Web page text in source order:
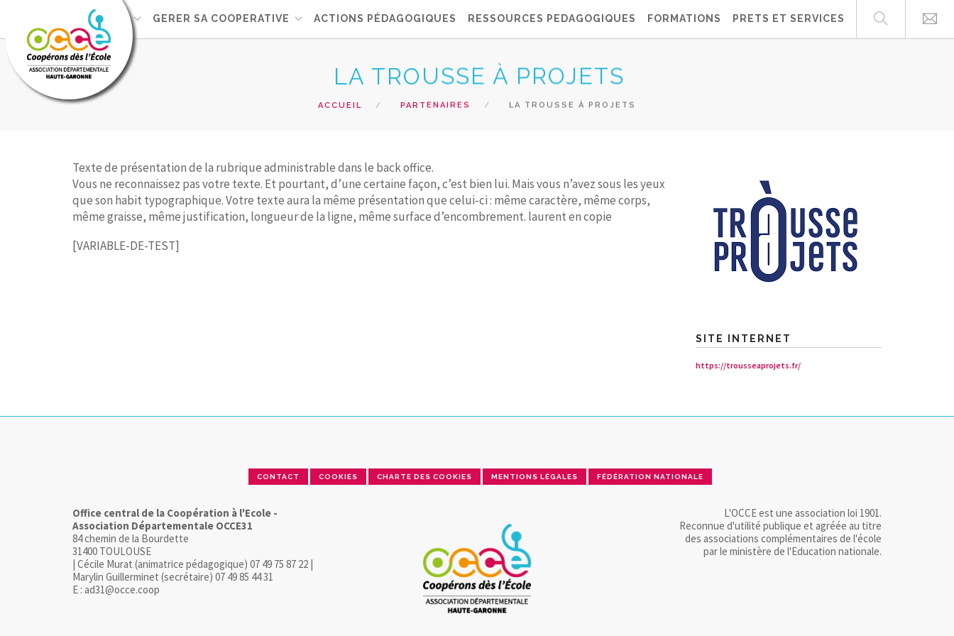
L'OCCE GERER SA COOPERATIVE ACTIONS PÉDAGOGIQUES RESSOURCES PEDAGOGIQUES FORMATIONS PRETS ET SERVICES
LA TROUSSE À PROJETS
ACCUEIL PARTENAIRES LA TROUSSE À PROJETS
Texte de présentation de la rubrique administrable dans le back office.
Vous ne reconnaissez pas votre texte. Et pourtant, d’une certaine façon, c’est bien lui. Mais vous n’avez sous les yeux
que son habit typographique. Votre texte aura la même présentation que celui-ci : même caractère, même corps,
même graisse, même justification, longueur de la ligne, même surface d’encombrement. laurent en copie
[VARIABLE-DE-TEST]
SITE INTERNET
https://trousseaprojets.fr/
CONTACT COOKIES CHARTE DES COOKIES MENTIONS LÉGALES FÉDÉRATION NATIONALE
Office central de la Coopération à l'Ecole -
Association Départementale OCCE31
84 chemin de la Bourdette
31400 TOULOUSE
| Cécile Murat (animatrice pédagogique) 07 49 75 87 22 |
Marylin Guillerminet (secrétaire) 07 49 85 44 31
E : ad31@occe.coop
L'OCCE est une association loi 1901.
Reconnue d'utilité publique et agréée au titre
des associations complémentaires de l'école
par le ministère de l'Education nationale.